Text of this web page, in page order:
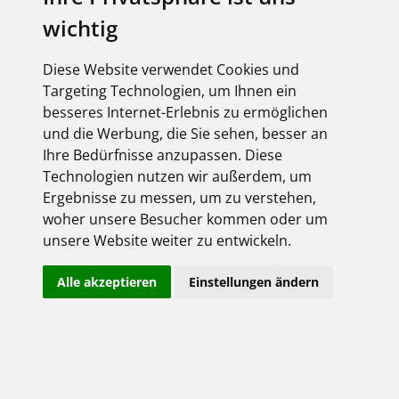
wichtig
Diese Website verwendet Cookies und
Targeting Technologien, um Ihnen ein
besseres Internet-Erlebnis zu ermöglichen
und die Werbung, die Sie sehen, besser an
Ihre Bedürfnisse anzupassen. Diese
Technologien nutzen wir außerdem, um
Ergebnisse zu messen, um zu verstehen,
woher unsere Besucher kommen oder um
unsere Website weiter zu entwickeln.
Alle akzeptieren Einstellungen ändern
Der Schutz Ihrer personenbezogenen Daten, wie z.B.
Geburtsdatum, Name, Telefonnummer, Anschrift etc., ist uns
ein wichtiges Anliegen.
Der Zweck dieser Datenschutzerklärung besteht darin, Sie
über die Verarbeitung Ihrer personenbezogenen Daten zu
informieren, die wir bei einem Seitenbesuch von Ihnen
sammeln. Unsere Datenschutzpraxis steht im Einklang mit
den gesetzlichen Regelungen der
Datenschutzgrundverordnung der EU (DSGVO) und dem
Bundesdatenschutzgesetz (BDSG). Die nachfolgende
Datenschutzerklärung dient der Erfüllung der sich aus der
DSGVO ergebenden Informationspflichten. Diese finden sich
z.B. in Art. 13 und Art. 14 ff. DSGVO.
Verantwortlicher
Verantwortlicher im Sinne des Art. 4 Nr. 7 DSGVO ist